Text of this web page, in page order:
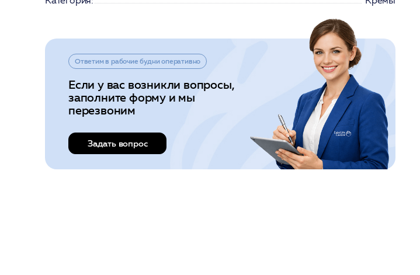
Ответим в рабочие будни оперативно
Если у вас возникли вопросы,
заполните форму и мы
перезвоним
Задать вопрос